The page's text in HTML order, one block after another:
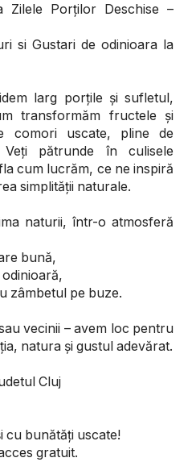
Porților Deschise –
si Gustari de odinioara la
larg porțile și sufletul,
transformăm fructele și
comori uscate, pline de
pătrunde în culisele
cum lucrăm, ce ne inspiră
simplității naturale.
naturii, într-o atmosferă
bună,
zâmbetul pe buze.
vecinii – avem loc pentru
natura și gustul adevărat.
Cluj
cu bunătăți uscate!
gratuit.